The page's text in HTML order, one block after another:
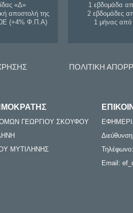
«Δ»
αποστολή της
(+4% Φ.Π.Α)
1 εβδομάδα
2 εβδομάδες
1 μήνας
ΠΟΛΙΤΙΚΗ
ΓΕΩΡΓΙΟΥ ΣΚΟΥΦΟΥ
ΜΥΤΙΛΗΝΗΣ
Email: